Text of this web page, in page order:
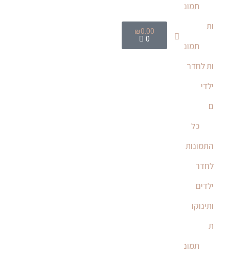
תמונ
ות
תמונ
ות לחדר
ילדי
ם
כל
התמונות
לחדר
ילדים
ותינוקו
ת
תמונ
₪0.00
0